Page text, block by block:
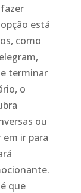
está
como
terminar
o
ou
ir para
que